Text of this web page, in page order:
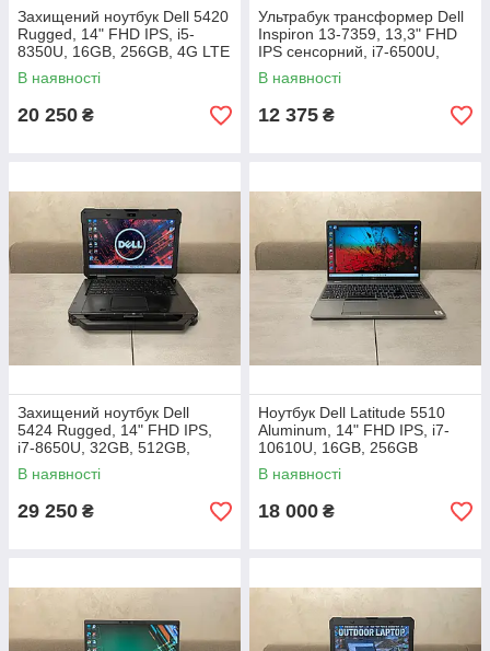
Захищений ноутбук Dell 5420
Rugged, 14" FHD IPS, i5-
8350U, 16GB, 256GB, 4G LTE
В наявності
20 250 ₴
Ультрабук трансформер Dell
Inspiron 13-7359, 13,3" FHD
IPS сенсорний, i7-6500U,
8GB, 250GB SSD
В наявності
12 375 ₴
Захищений ноутбук Dell
5424 Rugged, 14" FHD IPS,
i7-8650U, 32GB, 512GB,
Radeon RX 540 4GB
В наявності
29 250 ₴
Ноутбук Dell Latitude 5510
Aluminum, 14" FHD IPS, i7-
10610U, 16GB, 256GB
В наявності
18 000 ₴